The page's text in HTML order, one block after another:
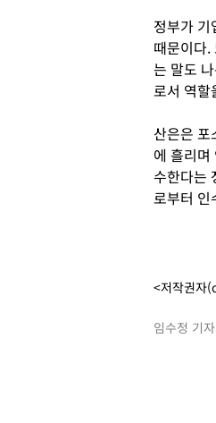
정부가
때문이다
는 말도
로서 역할
산은은
에 흘리
수한다는
로부터 인
<저작권자
임수정 기